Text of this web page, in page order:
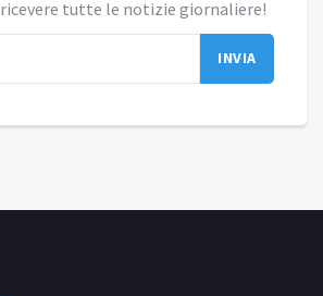
tutte le notizie giornaliere!